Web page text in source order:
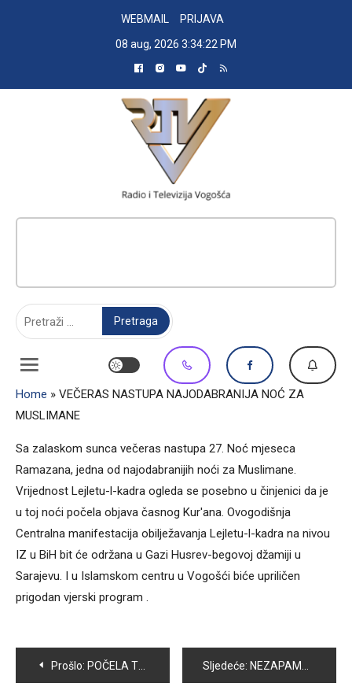
WEBMAIL
PRIJAVA
08 aug, 2026 3:34:23 PM
Home » VEČERAS NASTUPA NAJODABRANIJA NOĆ ZA
MUSLIMANE
Sa zalaskom sunca večeras nastupa 27. Noć mjeseca
Ramazana, jedna od najodabranijih noći za Muslimane.
Vrijednost Lejletu-l-kadra ogleda se posebno u činjenici da je
u toj noći počela objava časnog Kur'ana. Ovogodišnja
Centralna manifestacija obilježavanja Lejletu-l-kadra na nivou
IZ u BiH bit će održana u Gazi Husrev-begovoj džamiji u
Sarajevu. I u Islamskom centru u Vogošći biće upriličen
prigodan vjerski program .
Navigacija
Prošlo: POČELA TREĆA FAZA IZGRADNJE NIŠA ZA KONTEJNERE Sljedeće: NEZAPAMĆENI NAVIJAČKI NEREDI U CENTRU VOGOŠĆE